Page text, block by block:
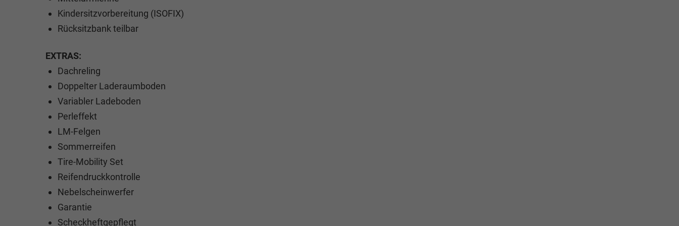
Kindersitzvorbereitung (ISOFIX)
Rücksitzbank teilbar
EXTRAS:
Dachreling
Doppelter Laderaumboden
Variabler Ladeboden
Perleffekt
LM-Felgen
Sommerreifen
Tire-Mobility Set
Reifendruckkontrolle
Nebelscheinwerfer
Garantie
Scheckheftgepflegt